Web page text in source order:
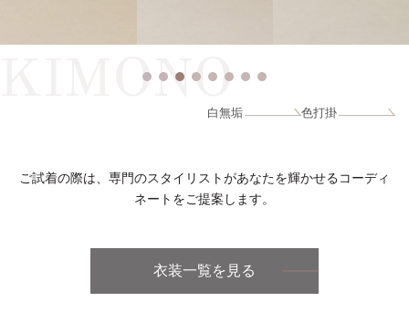
KIMONO
白無垢 色打掛
ご試着の際は、専門のスタイリストがあなたを輝かせるコーディ
ネートをご提案します。
衣装一覧を見る